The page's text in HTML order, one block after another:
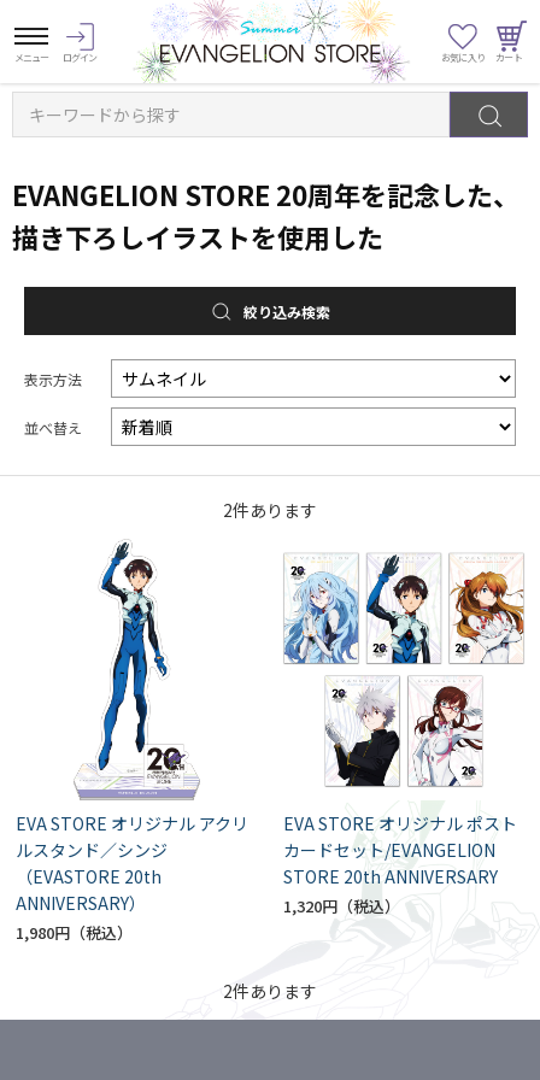
キーワードから探す
EVANGELION STORE 20周年を記念した、
描き下ろしイラストを使用した
絞り込み検索
表示方法
並べ替え
2件あります
EVA STORE オリジナル アクリ
ルスタンド／シンジ
（EVASTORE 20th
ANNIVERSARY）
1,980円
EVA STORE オリジナル ポスト
カードセット/EVANGELION
STORE 20th ANNIVERSARY
1,320円
2件あります